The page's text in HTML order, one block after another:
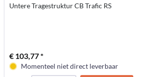
Untere Tragestruktur CB Trafic RS
€ 103,77 *
Momenteel niet direct leverbaar